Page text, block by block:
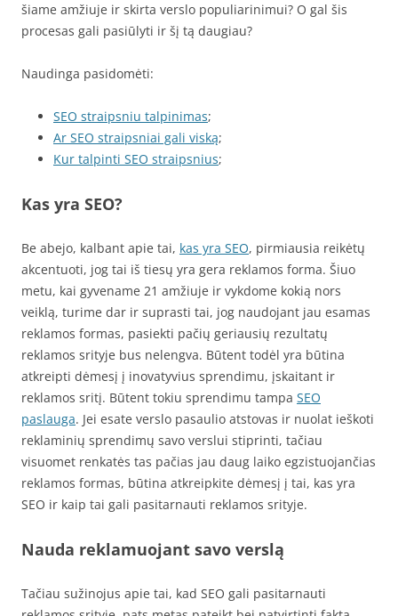
šiame amžiuje ir skirta verslo populiarinimui? O gal šis
procesas gali pasiūlyti ir šį tą daugiau?
Naudinga pasidomėti:
SEO straipsniu talpinimas;
Ar SEO straipsniai gali viską;
Kur talpinti SEO straipsnius;
Kas yra SEO?
Be abejo, kalbant apie tai, kas yra SEO, pirmiausia reikėtų
akcentuoti, jog tai iš tiesų yra gera reklamos forma. Šiuo
metu, kai gyvename 21 amžiuje ir vykdome kokią nors
veiklą, turime dar ir suprasti tai, jog naudojant jau esamas
reklamos formas, pasiekti pačių geriausių rezultatų
reklamos srityje bus nelengva. Būtent todėl yra būtina
atkreipti dėmesį į inovatyvius sprendimu, įskaitant ir
reklamos sritį. Būtent tokiu sprendimu tampa SEO
paslauga. Jei esate verslo pasaulio atstovas ir nuolat ieškoti
reklaminių sprendimų savo verslui stiprinti, tačiau
visuomet renkatės tas pačias jau daug laiko egzistuojančias
reklamos formas, būtina atkreipkite dėmesį į tai, kas yra
SEO ir kaip tai gali pasitarnauti reklamos srityje.
Nauda reklamuojant savo verslą
Tačiau sužinojus apie tai, kad SEO gali pasitarnauti